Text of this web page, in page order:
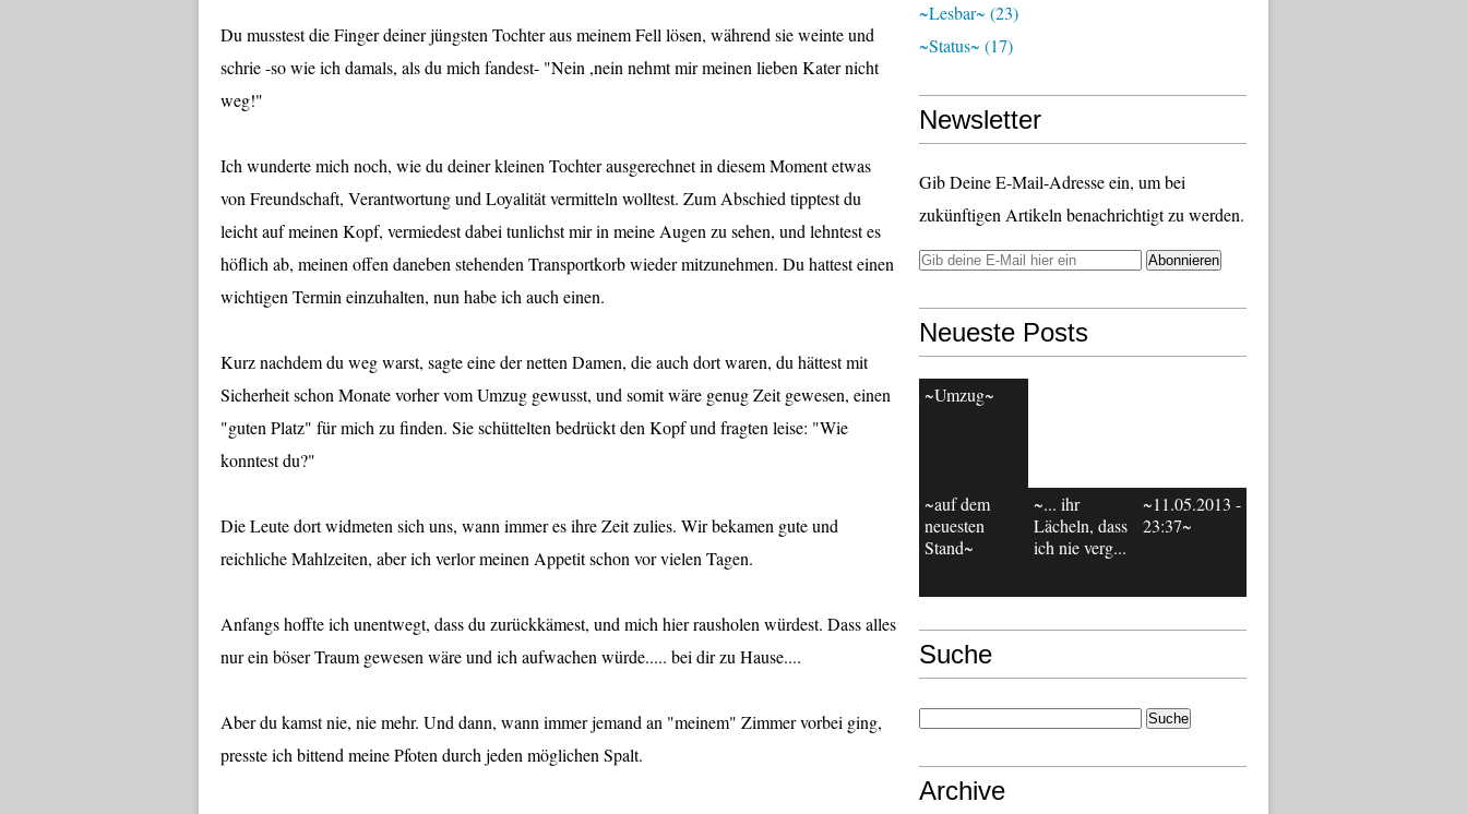
Du musstest die Finger deiner jüngsten Tochter aus meinem Fell lösen, während sie weinte und
schrie -so wie ich damals, als du mich fandest- "Nein ,nein nehmt mir meinen lieben Kater nicht
weg!"
Ich wunderte mich noch, wie du deiner kleinen Tochter ausgerechnet in diesem Moment etwas
von Freundschaft, Verantwortung und Loyalität vermitteln wolltest. Zum Abschied tipptest du
leicht auf meinen Kopf, vermiedest dabei tunlichst mir in meine Augen zu sehen, und lehntest es
höflich ab, meinen offen daneben stehenden Transportkorb wieder mitzunehmen. Du hattest einen
wichtigen Termin einzuhalten, nun habe ich auch einen.
Kurz nachdem du weg warst, sagte eine der netten Damen, die auch dort waren, du hättest mit
Sicherheit schon Monate vorher vom Umzug gewusst, und somit wäre genug Zeit gewesen, einen
"guten Platz" für mich zu finden. Sie schüttelten bedrückt den Kopf und fragten leise: "Wie
konntest du?"
Die Leute dort widmeten sich uns, wann immer es ihre Zeit zulies. Wir bekamen gute und
reichliche Mahlzeiten, aber ich verlor meinen Appetit schon vor vielen Tagen.
Anfangs hoffte ich unentwegt, dass du zurückkämest, und mich hier rausholen würdest. Dass alles
nur ein böser Traum gewesen wäre und ich aufwachen würde..... bei dir zu Hause....
Aber du kamst nie, nie mehr. Und dann, wann immer jemand an "meinem" Zimmer vorbei ging,
presste ich bittend meine Pfoten durch jeden möglichen Spalt.
~lesbar~ (23)
~status~ (17)
Newsletter
Gib Deine E-Mail-Adresse ein, um bei
zukünftigen Artikeln benachrichtigt zu werden.
Neueste Posts
~Umzug~
~auf dem
neuesten
Stand~
~... ihr
Lächeln, dass
ich nie verg...
~11.05.2013 -
23:37~
Suche
Archive